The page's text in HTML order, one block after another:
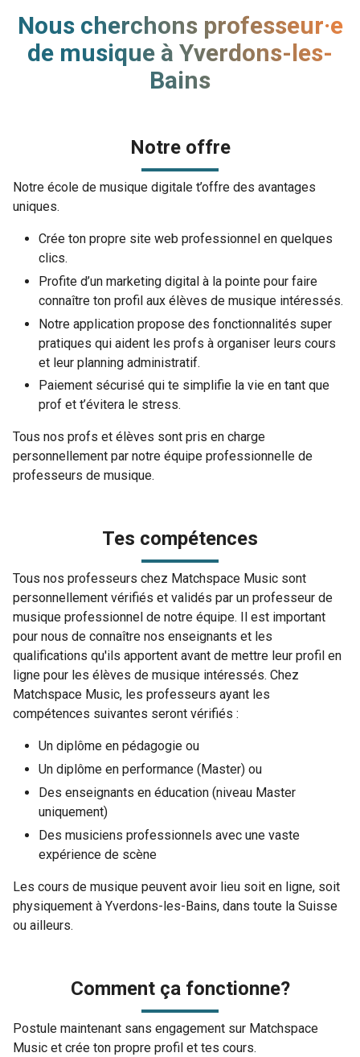
Nous cherchons professeur·e
de musique à Yverdons-les-
Bains
Notre offre
Notre école de musique digitale t’offre des avantages
uniques.
Crée ton propre site web professionnel en quelques
clics.
Profite d’un marketing digital à la pointe pour faire
connaître ton profil aux élèves de musique intéressés.
Notre application propose des fonctionnalités super
pratiques qui aident les profs à organiser leurs cours
et leur planning administratif.
Paiement sécurisé qui te simplifie la vie en tant que
prof et t’évitera le stress.
Tous nos profs et élèves sont pris en charge
personnellement par notre équipe professionnelle de
professeurs de musique.
Tes compétences
Tous nos professeurs chez Matchspace Music sont
personnellement vérifiés et validés par un professeur de
musique professionnel de notre équipe. Il est important
pour nous de connaître nos enseignants et les
qualifications qu'ils apportent avant de mettre leur profil en
ligne pour les élèves de musique intéressés. Chez
Matchspace Music, les professeurs ayant les
compétences suivantes seront vérifiés :
Un diplôme en pédagogie ou
Un diplôme en performance (Master) ou
Des enseignants en éducation (niveau Master
uniquement)
Des musiciens professionnels avec une vaste
expérience de scène
Les cours de musique peuvent avoir lieu soit en ligne, soit
physiquement à Yverdons-les-Bains, dans toute la Suisse
ou ailleurs.
Comment ça fonctionne?
Postule maintenant sans engagement sur Matchspace
Music et crée ton propre profil et tes cours.